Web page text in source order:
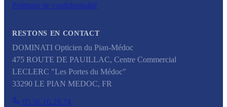
Politique de confidentialité
RESTONS EN CONTACT
DOMINATI Opticien du Pian-Médoc
475 ROUTE DE PAUILLAC, Centre Commercial
LECLERC "Les Portes du Médoc"
33290 LE PIAN MEDOC, FR
05.56.16.29.74